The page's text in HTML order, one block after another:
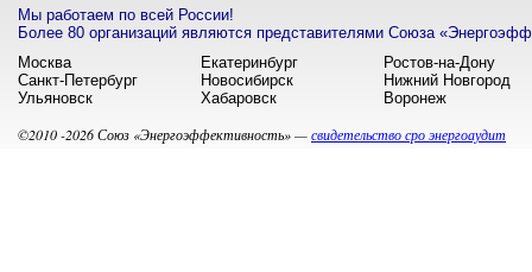
Мы работаем по всей России!
Более 80 организаций являются представителями Союза
Москва
Екатеринбург
Ростов-на-Дону
Санкт-Петербург
Новосибирск
Нижний Новгород
Ульяновск
Хабаровск Воронеж
©2010 -2026 Союз «Энергоэффективность» —свидетельство сро энергоаудит